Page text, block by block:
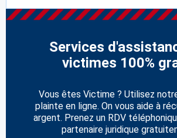
Services
victimes 100%
Vous êtes Victime ? Utilisez
plainte en ligne. On vous aide à
argent. Prenez un RDV
partenaire juridique